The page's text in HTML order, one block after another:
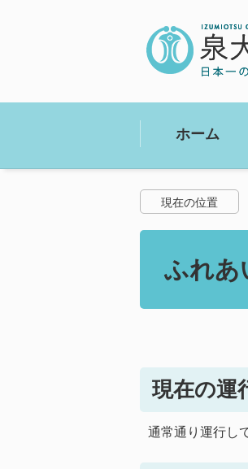
ホーム
現在の位置
ふれあ
現在の運
通常通り運行し